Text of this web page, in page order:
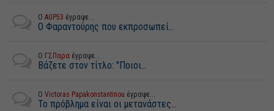
Ο AGP53 έγραψε...
Ο Φαραντούρης που εκπροσωπεί...
Ο ΓΣΠαρα έγραψε...
Βάζετε στον τίτλο: "Ποιοι...
Ο Victoras Papakonstantinou έγραψε...
Το πρόβλημα είναι οι μετανάστες...